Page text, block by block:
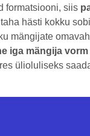
formatsiooni, siis
hästi kokku
mängijate
iga mängija vorm
ülioluliseks